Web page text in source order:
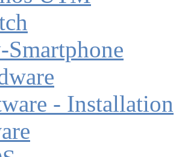
Smartphone
- Installation